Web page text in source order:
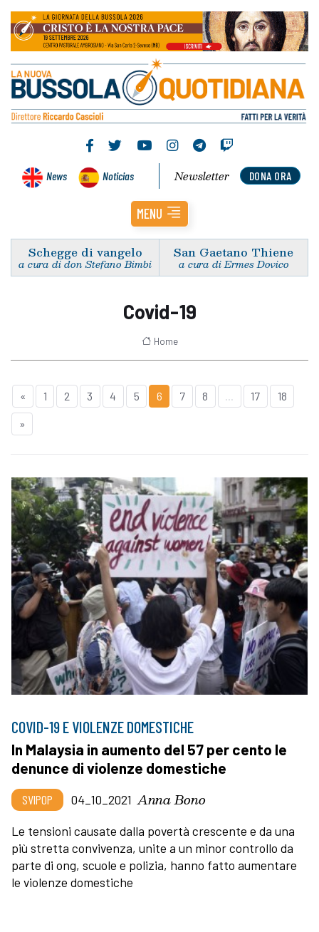
News Noticias DONA ORA
Newsletter
MENU
Schegge di vangelo
a cura di don Stefano Bimbi
San Gaetano Thiene
a cura di Ermes Dovico
Covid-19
Home
« 1 2 3 4 5 6 7 8 17 18
»
COVID-19 E VIOLENZE DOMESTICHE
In Malaysia in aumento del 57 per cento le
denunce di violenze domestiche
SVIPOP 04_10_2021 Anna Bono
Le tensioni causate dalla povertà crescente e da una
più stretta convivenza, unite a un minor controllo da
parte di ong, scuole e polizia, hanno fatto aumentare
le violenze domestiche